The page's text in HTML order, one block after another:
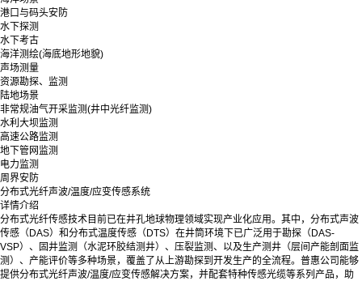
港口与码头安防
水下探测
水下考古
海洋测绘(海底地形地貌)
声场测量
资源勘探、监测
陆地场景
非常规油气开采监测(井中光纤监测)
水利大坝监测
高速公路监测
地下管网监测
电力监测
周界安防
分布式光纤声波/温度/应变传感系统
详情介绍
分布式光纤传感技术目前已在井孔地球物理领域实现产业化应用。其中，分布式声波
传感（DAS）和分布式温度传感（DTS）在井筒环境下已广泛用于勘探（DAS-
VSP）、固井监测（水泥环胶结测井）、压裂监测、以及生产测井（层间产能剖面监
测）、产能评价等多种场景，覆盖了从上游勘探到开发生产的全流程。普惠公司能够
提供分布式光纤声波/温度/应变传感解决方案，并配套特种传感光缆等系列产品，助